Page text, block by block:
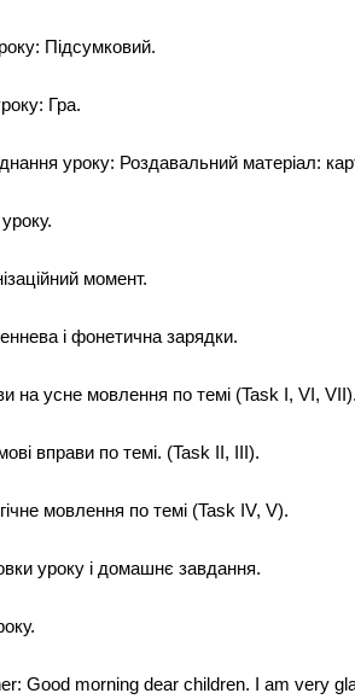
Підсумковий.
Гра.
уроку: Роздавальний матеріал:
момент.
і фонетична зарядки.
на усне мовлення по темі (Task I, VI, VII).
вправи по темі. (Task II, III).
мовлення по темі (Task IV, V).
уроку і домашнє завдання.
Good morning dear children. I am very